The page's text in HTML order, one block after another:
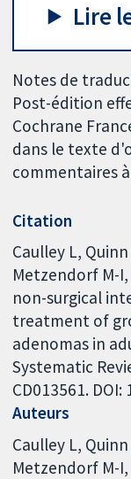
Lire
Notes de
Post-édition
Cochrane
dans le texte
commentaires
Citation
Caulley L,
Metzendorf M-I,
non-surgical
treatment of
adenomas in
Systematic
CD013561.
Auteurs
Caulley L Quinn
Metzendorf M-I